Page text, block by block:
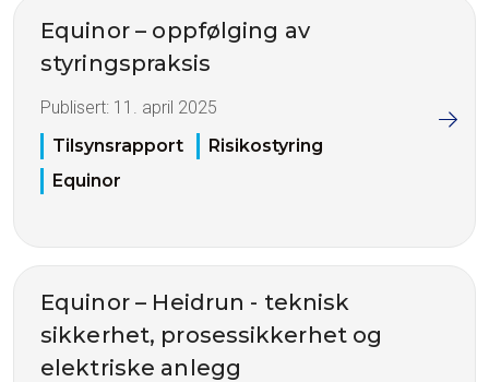
Equinor – oppfølging av
styringspraksis
Publisert: 11. april 2025
Tilsynsrapport
Risikostyring
Equinor
Equinor – Heidrun - teknisk
sikkerhet, prosessikkerhet og
elektriske anlegg